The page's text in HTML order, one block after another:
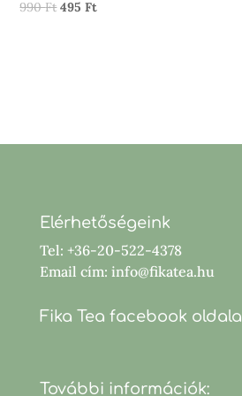
990FtOriginal
495FtCurrent
Elérhetőségeink
Tel: +36-20-522-4378
Email cím: info@fikatea.hu
Fika Tea facebook oldala
További információk: